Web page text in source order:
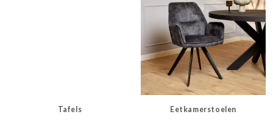
Tafels Eetkamerstoelen